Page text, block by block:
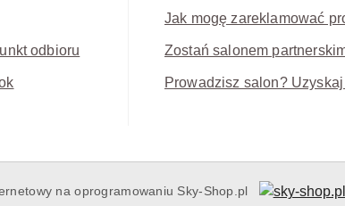
odbioru
Jak mogę zareklamować
Zostań salonem
Prowadzisz salon? Uzyskaj
na oprogramowaniu Sky-Shop.pl